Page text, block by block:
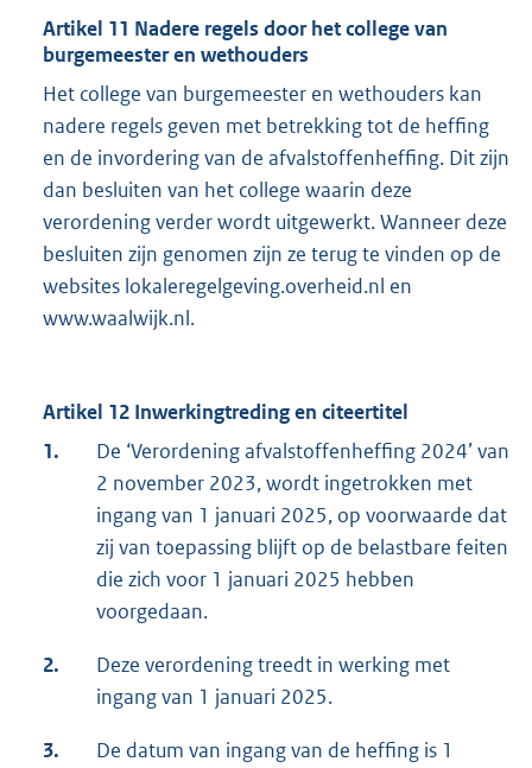
Artikel 11 Nadere regels door het college van
burgemeester en wethouders
Het college van burgemeester en wethouders kan
nadere regels geven met betrekking tot de heffing
en de invordering van de afvalstoffenheffing. Dit zijn
dan besluiten van het college waarin deze
verordening verder wordt uitgewerkt. Wanneer deze
besluiten zijn genomen zijn ze terug te vinden op de
websites lokaleregelgeving.overheid.nl en
www.waalwijk.nl.
Artikel 12 Inwerkingtreding en citeertitel
1.
De ‘Verordening afvalstoffenheffing 2024’ van
2 november 2023, wordt ingetrokken met
ingang van 1 januari 2025, op voorwaarde dat
zij van toepassing blijft op de belastbare feiten
die zich voor 1 januari 2025 hebben
voorgedaan.
2.
Deze verordening treedt in werking met
ingang van 1 januari 2025.
3.
De datum van ingang van de heffing is 1